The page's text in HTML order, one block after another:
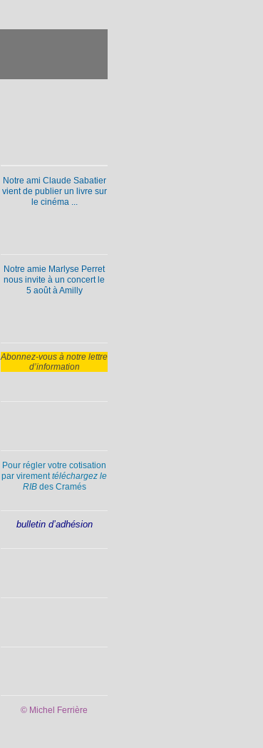
Notre ami Claude Sabatier
vient de publier un livre sur
le cinéma ...
Notre amie Marlyse Perret
nous invite à un concert le
5 août à Amilly
Abonnez-vous à notre lettre
d’information
Pour régler votre cotisation
par virementtéléchargez le
RIBdes Cramés
bulletin d’adhésion
© Michel Ferrière